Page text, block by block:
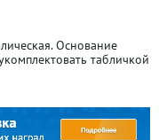
Основание
табличкой